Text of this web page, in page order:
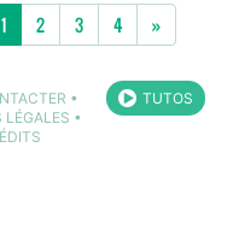
1 2 3 4 »Next
•
LÉGALES •
TUTOS